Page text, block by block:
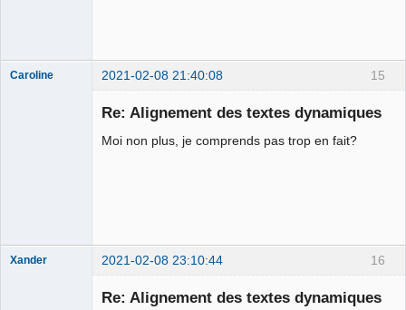
15
Caroline 2021-02-08 21:40:08
Re: Alignement des textes dynamiques
Moi non plus, je comprends pas trop en fait?
16
Xander 2021-02-08 23:10:44
Re: Alignement des textes dynamiques